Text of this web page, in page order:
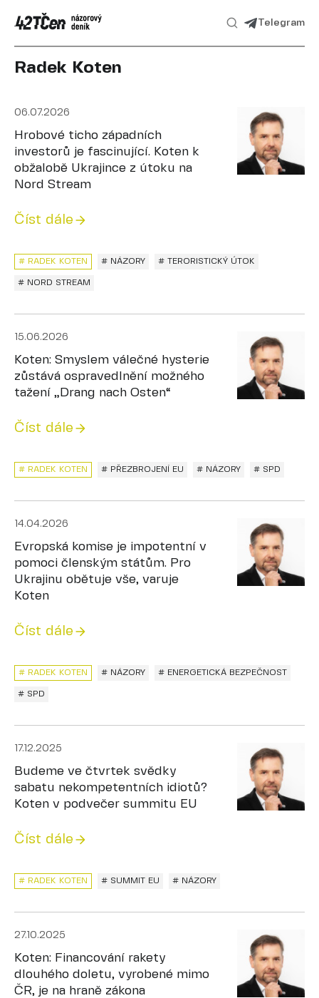
Telegram
Radek Koten
06.07.2026
Hrobové ticho západních
investorů je fascinující. Koten k
obžalobě Ukrajince z útoku na
Nord Stream
Číst dále
# NÁZORY # TERORISTICKÝ ÚTOK
# NORD STREAM
# RADEK KOTEN
15.06.2026
Koten: Smyslem válečné hysterie
zůstává ospravedlnění možného
tažení „Drang nach Osten“
Číst dále
# PŘEZBROJENÍ EU # NÁZORY # SPD
# RADEK KOTEN
14.04.2026
Evropská komise je impotentní v
pomoci členským státům. Pro
Ukrajinu obětuje vše, varuje
Koten
Číst dále
# NÁZORY # ENERGETICKÁ BEZPEČNOST
# SPD
# RADEK KOTEN
17.12.2025
Budeme ve čtvrtek svědky
sabatu nekompetentních idiotů?
Koten v podvečer summitu EU
Číst dále
# SUMMIT EU # NÁZORY
# RADEK KOTEN
27.10.2025
Koten: Financování rakety
dlouhého doletu, vyrobené mimo
ČR, je na hraně zákona